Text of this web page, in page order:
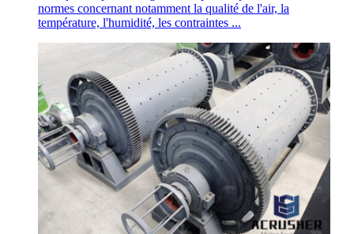
normes concernant notamment la qualité de l'air, la
température, l'humidité, les contraintes ...